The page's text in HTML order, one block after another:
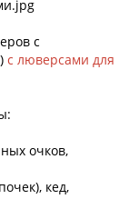
с
с люверсами для
очков,
кед,